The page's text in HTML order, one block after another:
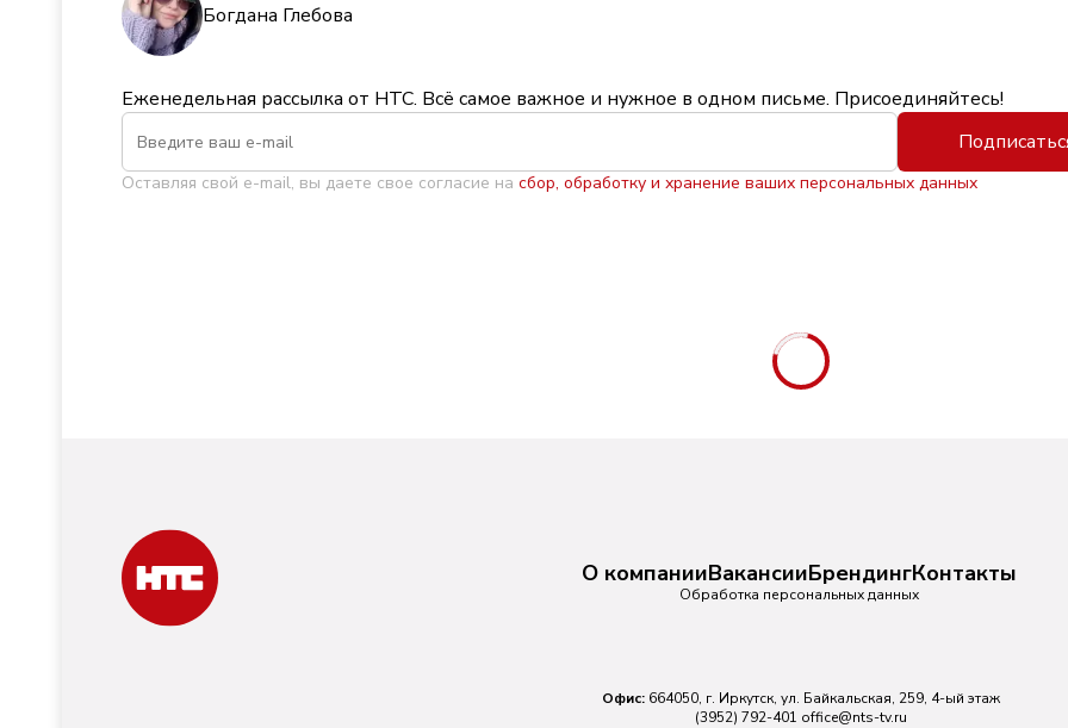
Богдана Глебова
Еженедельная рассылка от НТС. Всё самое важное и нужное в одном письме. Присоединяйтесь!
Оставляя свой e-mail, вы даете свое согласие на сбор, обработку и хранение ваших персональных данных
О компанииВакансииБрендингКонтакты
Обработка персональных данных
Офис: 664050, г. Иркутск, ул. Байкальская, 259, 4-ый этаж
(3952) 792-401 office@nts-tv.ru